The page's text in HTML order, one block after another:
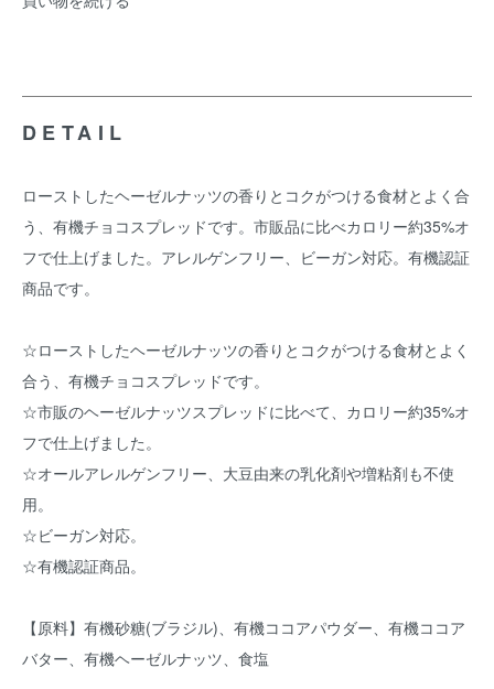
DETAIL
ローストしたヘーゼルナッツの香りとコクがつける食材とよく合
う、有機チョコスプレッドです。市販品に比べカロリー約35%オ
フで仕上げました。アレルゲンフリー、ビーガン対応。有機認証
商品です。
☆ローストしたヘーゼルナッツの香りとコクがつける食材とよく
合う、有機チョコスプレッドです。
☆市販のヘーゼルナッツスプレッドに比べて、カロリー約35%オ
フで仕上げました。
☆オールアレルゲンフリー、大豆由来の乳化剤や増粘剤も不使
用。
☆ビーガン対応。
☆有機認証商品。
【原料】有機砂糖(ブラジル)、有機ココアパウダー、有機ココア
バター、有機ヘーゼルナッツ、食塩